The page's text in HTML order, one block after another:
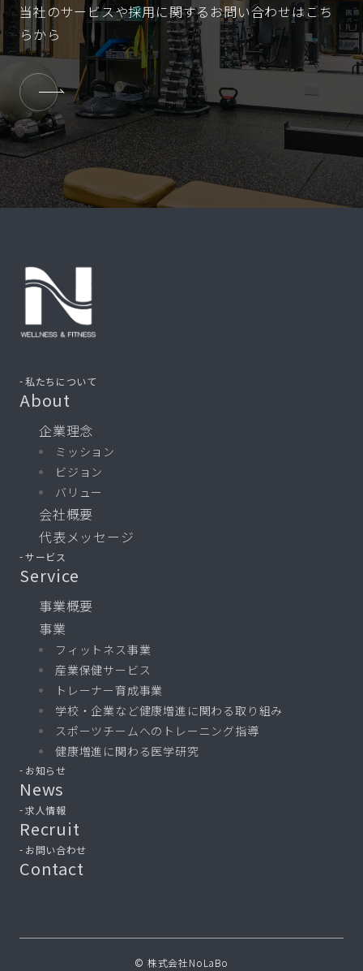
当社のサービスや採用に関するお問い合わせはこち
らから
私たちについて
About
企業理念
ミッション
ビジョン
バリュー
会社概要
代表メッセージ
サービス
Service
事業概要
事業
フィットネス事業
産業保健サービス
トレーナー育成事業
学校・企業など健康増進に関わる取り組み
スポーツチームへのトレーニング指導
健康増進に関わる医学研究
お知らせ
News
求人情報
Recruit
お問い合わせ
Contact
© 株式会社NoLaBo